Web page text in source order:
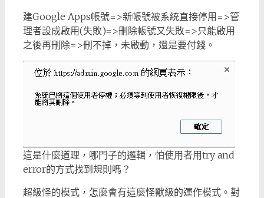
建Google Apps帳號=>新帳號被系統直接停用=>管
理者設成啟用(失敗)=>刪除帳號又失敗=>只能啟用
之後再刪除=>刪不掉，未啟動，還是要付錢。
這是什麼道理，哪門子的邏輯，怕使用者用try and
error的方式找到規則嗎？
超級怪的模式，怎麼會有這麼怪獸級的運作模式。對